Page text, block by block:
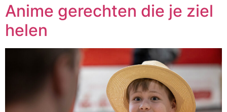
Anime gerechten die je ziel
helen